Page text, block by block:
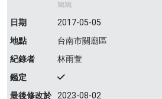
鳩鳩
日期
2017-05-05
地點
台南市關廟區
紀錄者
林雨萱
鑑定
最後修改於 2023-08-02